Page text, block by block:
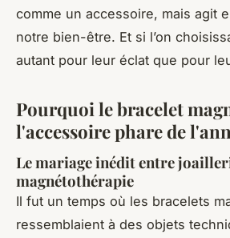
comme un accessoire, mais agit
notre bien-être. Et si l’on
autant pour leur éclat que pour
Pourquoi le bracelet
l'accessoire phare de
Le mariage inédit entre
magnétothérapie
Il fut un temps où les bracelets
ressemblaient à des objets